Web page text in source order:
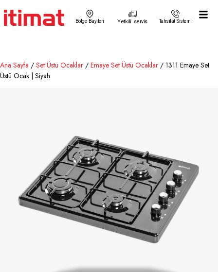
Bölge Bayileri Yetkili servis Tahsilat Sistemi
Ana Sayfa / Set Üstü Ocaklar / Emaye Set Üstü Ocaklar / 1311 Emaye Set
Üstü Ocak | Siyah